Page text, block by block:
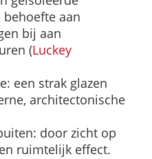
aan
bij aan
(Luckey
een strak glazen
architectonische
door zicht op
ruimtelijk effect.